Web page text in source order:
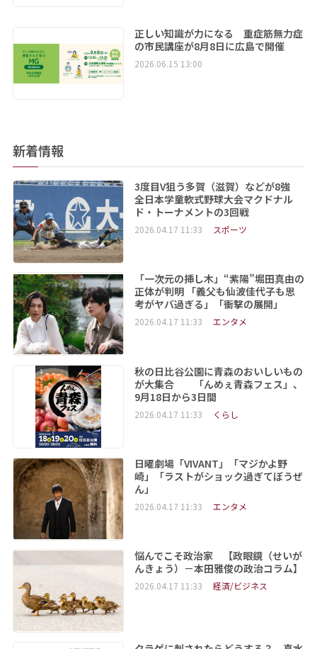
正しい知識が力になる 重症筋無力症
の市民講座が8月8日に広島で開催
2026.06.15 13:00
新着情報
3度目V狙う多賀（滋賀）などが8強
全日本学童軟式野球大会マクドナル
ド・トーナメントの3回戦
2026.04.17 11:33 スポーツ
「一次元の挿し木」“紫陽”堀田真由の
正体が判明 「義父も仙波佳代子も思
考がヤバ過ぎる」「衝撃の展開」
2026.04.17 11:33 エンタメ
秋の日比谷公園に青森のおいしいもの
が大集合 「んめぇ青森フェス」、
9月18日から3日間
2026.04.17 11:33 くらし
日曜劇場「VIVANT」「マジかよ野
崎」「ラストがショック過ぎてぼうぜ
ん」
2026.04.17 11:33 エンタメ
悩んでこそ政治家 【政眼鏡（せいが
んきょう）－本田雅俊の政治コラム】
2026.04.17 11:33 経済/ビジネス